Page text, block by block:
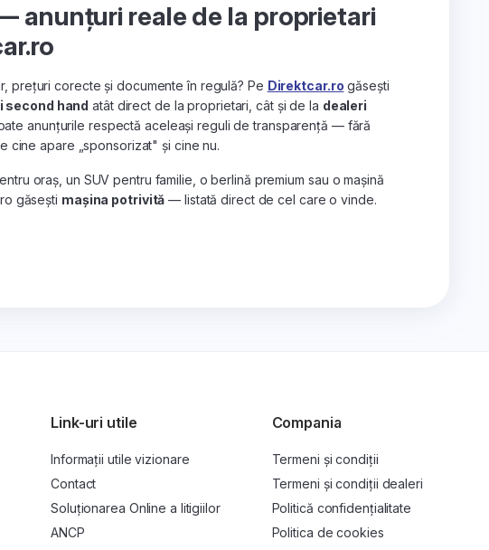
anunțuri reale de la proprietari
prețuri corecte și documente în regulă? Pe Direktcar.ro găsești
second hand atât direct de la proprietari, cât și de la dealeri
anunțurile respectă aceleași reguli de transparență — fără
cine apare „sponsorizat" și cine nu.
oraș, un SUV pentru familie, o berlină premium sau o mașină
găsești mașina potrivită — listată direct de cel care o vinde.
Link-uri utile
Informații utile vizionare
Contact
Soluționarea Online a litigiilor
ANCP
Compania
Termeni și condiții
Termeni și condiții dealeri
Politică confidențialitate
Politica de cookies